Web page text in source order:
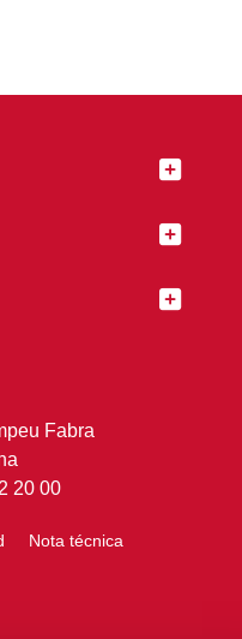
Fabra
20 00
Nota técnica